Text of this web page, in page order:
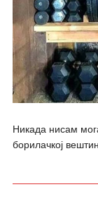
Никада нисам
борилачкој